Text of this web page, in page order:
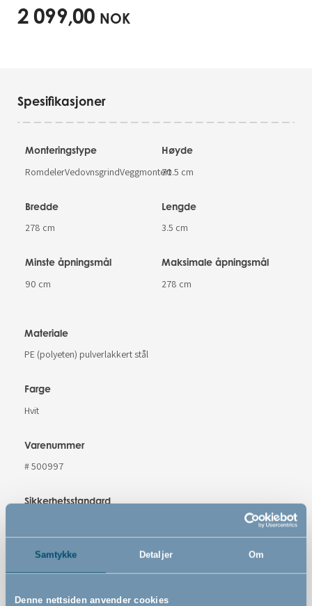
Samtykke Detaljer Om
Denne nettsiden anvender cookies
2 099,00 NOK
Spesifikasjoner
Monteringstype
RomdelerVedovnsgrindVeggmontert
Høyde
70.5 cm
Bredde
278 cm
Lengde
3.5 cm
Minste åpningsmål
90 cm
Maksimale åpningsmål
278 cm
Materiale
PE (polyeten) pulverlakkert stål
Farge
Hvit
Varenummer
# 500997
Sikkerhetsstandard
Advarsler